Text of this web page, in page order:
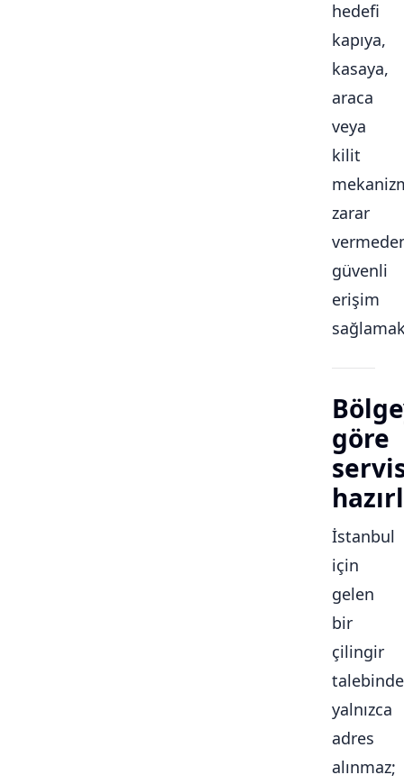
hedefi
kapıya,
kasaya,
araca
veya
kilit
zarar
güvenli
erişim
göre
İstanbul
için
gelen
bir
çilingir
talebinde
yalnızca
adres
alınmaz;